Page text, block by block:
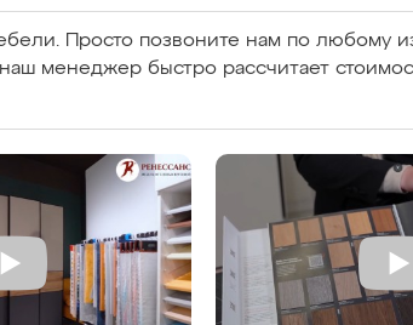
Просто позвоните нам по любому
менеджер быстро рассчитает